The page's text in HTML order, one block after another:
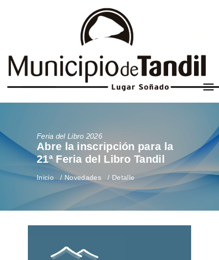
Feria del Libro 2026
Abre la inscripción para la
21ª Feria del Libro Tandil
Inicio Novedades Detalle